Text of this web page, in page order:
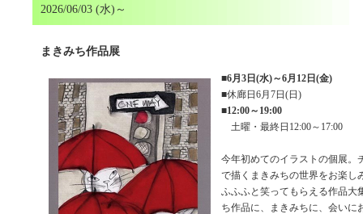
2026/06/03 (水)～
まきみち作品展
■6月3日(水)～6月12日(金)
■休廊日6月7日(日)
■12:00～19:00
土曜・最終日12:00～17:00
今年初めてのイラストの個展。
で描くまきみちの世界をお楽し
ふふふと笑ってもらえる作品大
ち作品に、まきみちに、会いに